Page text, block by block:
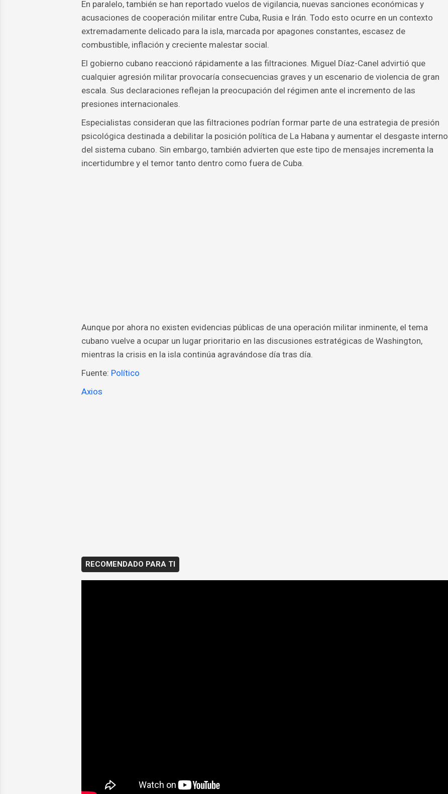
En paralelo, también se han reportado vuelos de vigilancia, nuevas sanciones económicas y
acusaciones de cooperación militar entre Cuba, Rusia e Irán. Todo esto ocurre en un contexto
extremadamente delicado para la isla, marcada por apagones constantes, escasez de
combustible, inflación y creciente malestar social.
El gobierno cubano reaccionó rápidamente a las filtraciones. Miguel Díaz-Canel advirtió que
cualquier agresión militar provocaría consecuencias graves y un escenario de violencia de gran
escala. Sus declaraciones reflejan la preocupación del régimen ante el incremento de las
presiones internacionales.
Especialistas consideran que las filtraciones podrían formar parte de una estrategia de presión
psicológica destinada a debilitar la posición política de La Habana y aumentar el desgaste interno
del sistema cubano. Sin embargo, también advierten que este tipo de mensajes incrementa la
incertidumbre y el temor tanto dentro como fuera de Cuba.
Aunque por ahora no existen evidencias públicas de una operación militar inminente, el tema
cubano vuelve a ocupar un lugar prioritario en las discusiones estratégicas de Washington,
mientras la crisis en la isla continúa agravándose día tras día.
Fuente: Político
Axios
RECOMENDADO PARA TI